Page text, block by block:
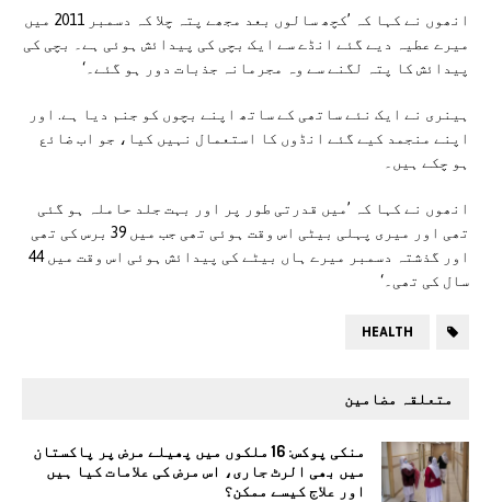
انھوں نے کہا کہ ’کچھ سالوں بعد مجھے پتہ چلا کہ دسمبر 2011 میں
میرے عطیہ دیے گئے انڈے سے ایک بچی کی پیدائش ہوئی ہے۔ بچی کی
پیدائش کا پتہ لگنے سے وہ مجرمانہ جذبات دور ہو گئے۔‘
ہینری نے ایک نئے ساتھی کے ساتھ اپنے بچوں کو جنم دیا ہے. اور
اپنے منجمد کیے گئے انڈوں کا استعمال نہیں کیا، جو اب ضائع
ہو چکے ہیں۔
انھوں نے کہا کہ ’میں قدرتی طور پر اور بہت جلد حاملہ ہو گئی
تھی اور میری پہلی بیٹی اس وقت ہوئی تھی جب میں 39 برس کی تھی
اور گذشتہ دسمبر میرے ہاں بیٹے کی پیدائش ہوئی اس وقت میں 44
سال کی تھی۔‘
HEALTH
متعلقہ مضامین
منکی پوکس: 16 ملکوں میں پھیلے مرض پر پاکستان
میں بھی الرٹ جاری، اس مرض کی علامات کیا ہیں
اور علاج کیسے ممکن؟